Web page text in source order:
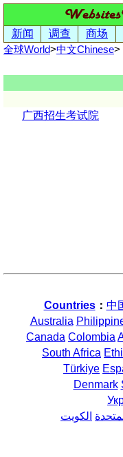
新闻 调查 商场
全球World>中文Chinese>
广西招生考试院
Countries： 中
Australia
Canada Colombia
South Africa
Türkiye
Denmark
الكويت